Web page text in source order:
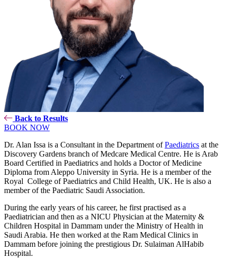
Back to Results
BOOK NOW
Dr. Alan Issa is a Consultant in the Department ofPaediatrics at the
Discovery Gardens branch of Medcare Medical Centre. He is Arab
Board Certified in Paediatrics and holds a Doctor of Medicine
Diploma from Aleppo University in Syria. He is a member of the
Royal College of Paediatrics and Child Health, UK. He is also a
member of the Paediatric Saudi Association.
During the early years of his career, he first practised as a
Paediatrician and then as a NICU Physician at the Maternity &
Children Hospital in Dammam under the Ministry of Health in
Saudi Arabia. He then worked at the Ram Medical Clinics in
Dammam before joining the prestigious Dr. Sulaiman AlHabib
Hospital.